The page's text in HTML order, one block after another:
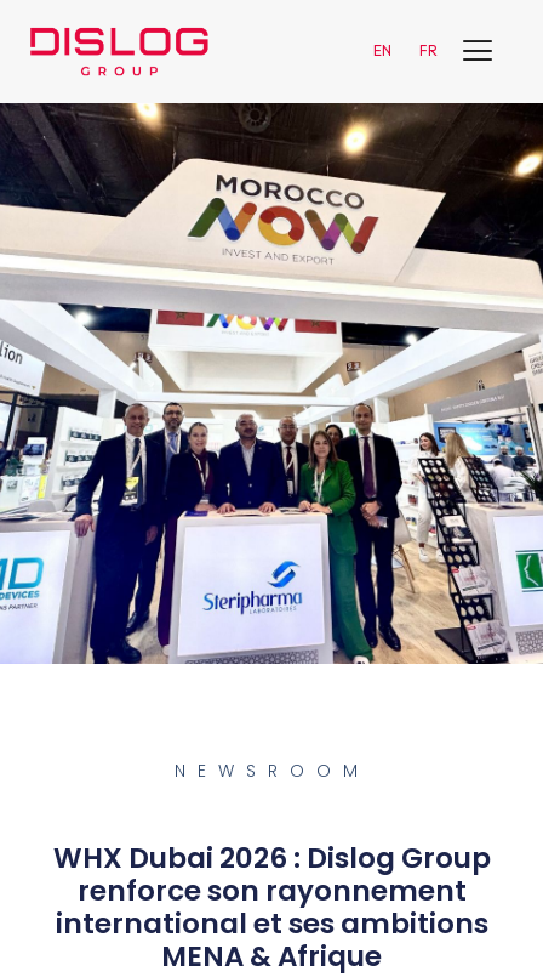
EN FR
NEWSROOM
WHX Dubai 2026 : Dislog Group
renforce son rayonnement
international et ses ambitions
MENA & Afrique